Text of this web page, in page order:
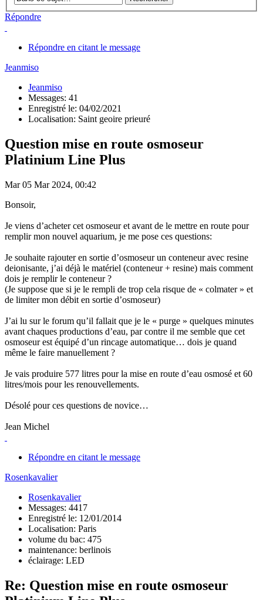
Répondre
Répondre en citant le message
Jeanmiso
Jeanmiso
Messages: 41
Enregistré le: 04/02/2021
Localisation: Saint geoire prieuré
Question mise en route osmoseur
Platinium Line Plus
Mar 05 Mar 2024, 00:42
Bonsoir,
Je viens d’acheter cet osmoseur et avant de le mettre en route pour
remplir mon nouvel aquarium, je me pose ces questions:
Je souhaite rajouter en sortie d’osmoseur un conteneur avec resine
deionisante, j’ai déjà le matériel (conteneur + resine) mais comment
dois je remplir le conteneur ?
(Je suppose que si je le rempli de trop cela risque de « colmater » et
de limiter mon débit en sortie d’osmoseur)
J’ai lu sur le forum qu’il fallait que je le « purge » quelques minutes
avant chaques productions d’eau, par contre il me semble que cet
osmoseur est équipé d’un rincage automatique… dois je quand
même le faire manuellement ?
Je vais produire 577 litres pour la mise en route d’eau osmosé et 60
litres/mois pour les renouvellements.
Désolé pour ces questions de novice…
Jean Michel
Répondre en citant le message
Rosenkavalier
Rosenkavalier
Messages: 4417
Enregistré le: 12/01/2014
Localisation: Paris
volume du bac: 475
maintenance: berlinois
éclairage: LED
Re: Question mise en route osmoseur